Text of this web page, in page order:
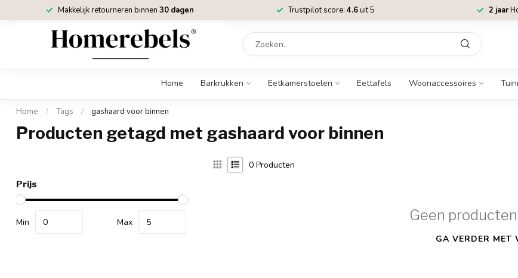
Makkelijk retourneren binnen 30 dagen Trustpilot score: 4.6uit 5 2 jaar
Home Barkrukken Eetkamerstoelen Eettafels Woonaccessoires
Home / Tags / gashaard voor binnen
Producten getagd met gashaard voor binnen
Prijs
Min Max
0 Producten
Geen
GA VERDER MET